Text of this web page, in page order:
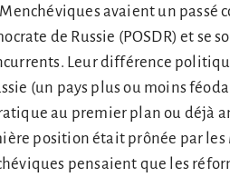
avaient un passé
de Russie (POSDR) et se
Leur différence
(un pays plus ou moins
au premier plan ou déjà
position était prônée par
pensaient que les